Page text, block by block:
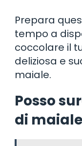
Prepara
tempo a
coccolare il
deliziosa e
maiale.
Posso
di